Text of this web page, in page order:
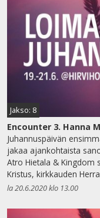
Jakso: 8
Encounter 3. Hanna
Juhannuspäivän
jakaa ajankohtaista
Atro Hietala & Kingdom
Kristus, kirkkauden
la 20.6.2020 klo 13.00